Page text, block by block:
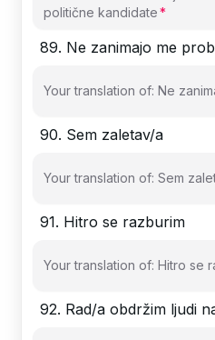
politične kandidate
89. Ne zanimajo me
Your translation of: Ne
90. Sem zaletav/a
Your translation of: Sem
91. Hitro se razburim
Your translation of: Hitro se
92. Rad/a obdržim ljudi